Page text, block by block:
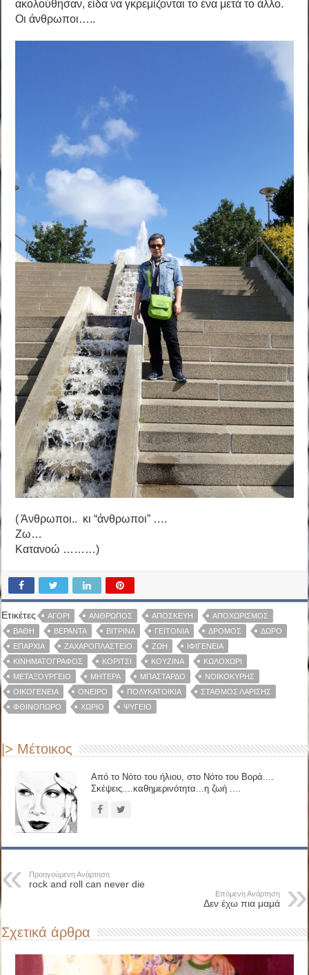
ακολούθησαν, είδα να γκρεμίζονται το ένα μετά το άλλο.
Οι άνθρωποι…..
( Άνθρωποι.. κι “άνθρωποι” ….
Ζω…
Κατανοώ ………)
Ετικέτες ΑΓΌΡΙ ΆΝΘΡΩΠΟΣ ΑΠΟΣΚΕΥΉ
ΑΠΟΧΩΡΙΣΜΌΣ
ΒΆΘΗ
ΒΕΡΆΝΤΑ ΒΙΤΡΊΝΑ ΓΕΙΤΟΝΙΆ ΔΡΟΜΟΣ
ΔΏΡΟ
ΕΠΑΡΧΊΑ
ΖΑΧΑΡΟΠΛΑΣΤΕΊΟ ΖΩΉ
ΙΦΙΓΈΝΕΙΑ
ΚΙΝΗΜΑΤΟΓΡΆΦΟΣ
ΚΟΡΊΤΣΙ ΚΟΥΖΊΝΑ
ΚΩΛΟΧΏΡΙ
ΜΕΤΑΞΟΥΡΓΕΊΟ
ΜΗΤΈΡΑ ΜΠΆΣΤΑΡΔΟ
ΝΟΙΚΟΚΥΡΗΣ
ΟΙΚΟΓΈΝΕΙΑ
ΌΝΕΙΡΟ ΠΟΛΥΚΑΤΟΙΚΊΑ
ΣΤΑΘΜΌΣ ΛΑΡΊΣΗΣ
ΦΘΙΝΌΠΩΡΟ
ΧΩΡΙΌ ΨΥΓΕΙΟ
|> Μέτοικος
Από το Νότο του ήλιου, στο Νότο του Βορά....
Σκέψεις....καθημερινότητα...η ζωή ....
Προηγούμενη Ανάρτηση
rock and roll can never die
Επόμενη Ανάρτηση
Δεν έχω πια μαμά
Σχετικά άρθρα